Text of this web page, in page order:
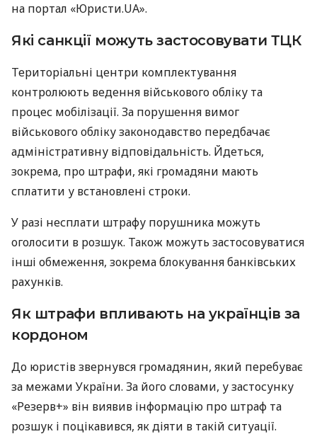
на портал «Юристи.UA».
Які санкції можуть застосовувати ТЦК
Територіальні центри комплектування
контролюють ведення військового обліку та
процес мобілізації. За порушення вимог
військового обліку законодавство передбачає
адміністративну відповідальність. Йдеться,
зокрема, про штрафи, які громадяни мають
сплатити у встановлені строки.
У разі несплати штрафу порушника можуть
оголосити в розшук. Також можуть застосовуватися
інші обмеження, зокрема блокування банківських
рахунків.
Як штрафи впливають на українців за
кордоном
До юристів звернувся громадянин, який перебуває
за межами України. За його словами, у застосунку
«Резерв+» він виявив інформацію про штраф та
розшук і поцікавився, як діяти в такій ситуації.